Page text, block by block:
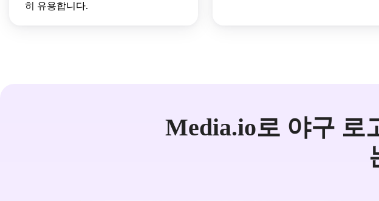
히 유용합니다.
Media.io로 야구 로